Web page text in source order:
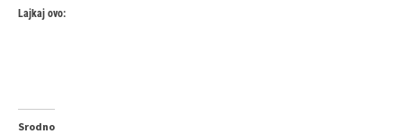
Lajkaj ovo:
Srodno